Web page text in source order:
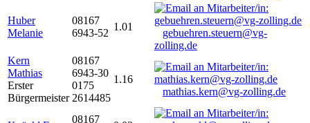
Huber
Melanie
08167
6943-52
1.01
gebuehren.steuern@vg-
zolling.de
Kern
Mathias
Erster
Bürgermeister
08167
6943-30
0175
2614485
1.16
mathias.kern@vg-zolling.de
08167